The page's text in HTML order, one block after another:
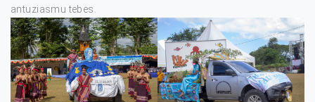
antuziasmu tebes.